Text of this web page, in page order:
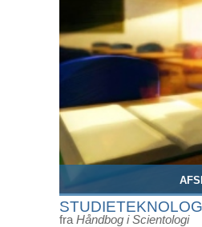
fra Håndbog i Scientologi